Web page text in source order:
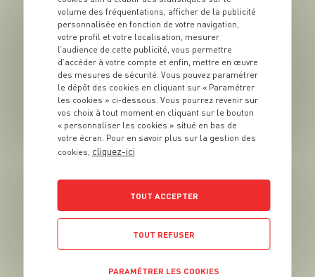
Nous cherchons tous l’âme sœur. Chez Grand
Frais, soyez sûrs de trouver le partenaire
idéal à n’importe quel produit.
VOIR LE PRODUIT
volume des fréquentations, afficher de la publicité
personnalisée en fonction de votre navigation,
votre profil et votre localisation, mesurer
l’audience de cette publicité, vous permettre
d’accéder à votre compte et enfin, mettre en œuvre
des mesures de sécurité. Vous pouvez paramétrer
le dépôt des cookies en cliquant sur « Paramétrer
les cookies » ci-dessous. Vous pourrez revenir sur
vos choix à tout moment en cliquant sur le bouton
« personnaliser les cookies » situé en bas de
votre écran. Pour en savoir plus sur la gestion des
cookies, cliquez-ici
TOUT ACCEPTER
TOUT REFUSER
PARAMÉTRER LES COOKIES